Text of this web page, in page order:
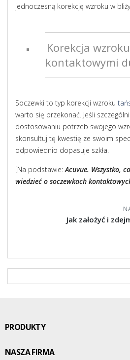
jednoczesną korekcję wzroku w
Korekcja
kontaktowymi
Soczewki to typ korekcji wzroku
warto się przekonać. Jeśli
dostosowaniu potrzeb swojego
skonsultuj tę kwestię ze swoim
odpowiednio dopasuje szkła.
[Na podstawie:Acuvue. Wszystko,
wiedzieć o soczewkach
Jak założyć i
PRODUKTY
NASZA FIRMA